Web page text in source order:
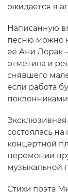
ожидается в
Написанную
песню можно
её Ани Лорак
отметила и
снявшего
если работа
состоялась
концертной
церемонии
музыкальной
Стихи поэта